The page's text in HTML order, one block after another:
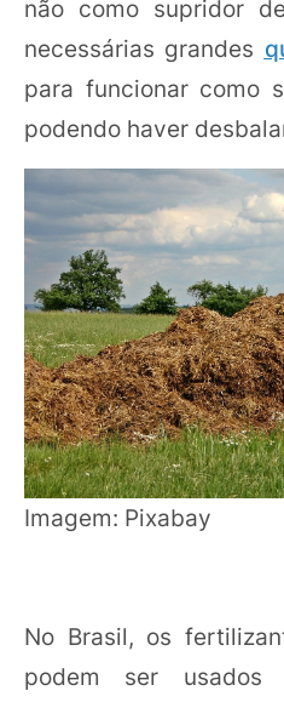
não como supridor
necessárias grandes
para funcionar como
podendo haver
Imagem: Pixabay
No Brasil, os
podem ser usados